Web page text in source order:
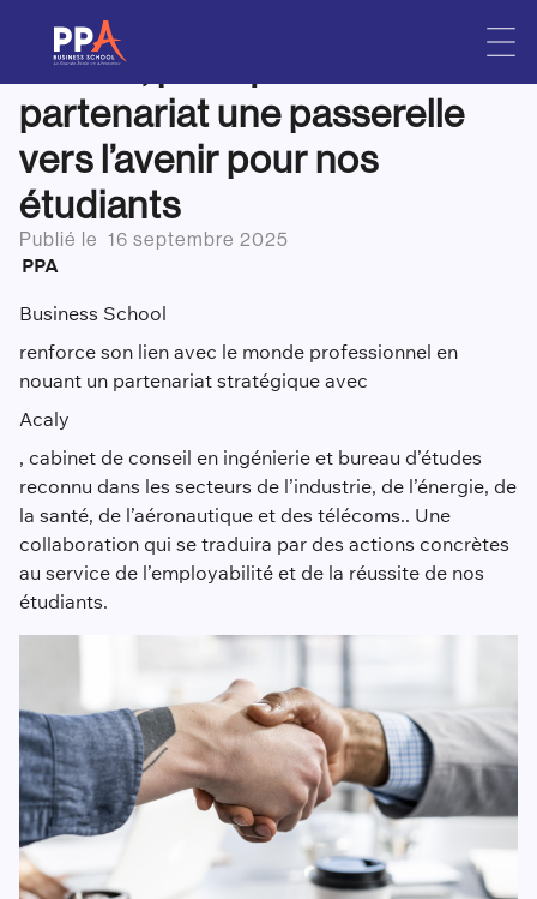
Acaly X PPA Business
School, plus qu’un
partenariat une passerelle
vers l’avenir pour nos
étudiants
Publié le 16 septembre 2025
PPA
Business School
renforce son lien avec le monde professionnel en
nouant un partenariat stratégique avec
Acaly
, cabinet de conseil en ingénierie et bureau d’études
reconnu dans les secteurs de l’industrie, de l’énergie, de
la santé, de l’aéronautique et des télécoms.. Une
collaboration qui se traduira par des actions concrètes
au service de l’employabilité et de la réussite de nos
étudiants.